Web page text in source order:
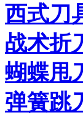
西式刀
战术折
蝴蝶甩
弹簧跳